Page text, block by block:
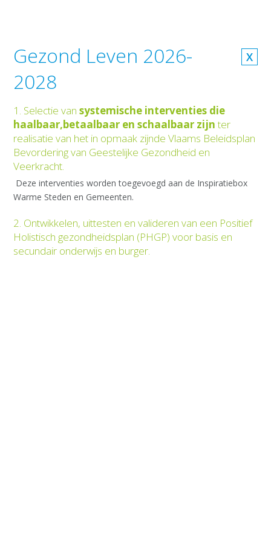
X
Gezond Leven 2026-
2028
1. Selectie vansystemische interventies die
haalbaar,betaalbaar en schaalbaar zijnter
realisatie van het in opmaak zijnde Vlaams Beleidsplan
Bevordering van Geestelijke Gezondheid en
Veerkracht.
Deze interventies worden toegevoegd aan de Inspiratiebox
Warme Steden en Gemeenten.
2. Ontwikkelen, uittesten en valideren van een Positief
Holistisch gezondheidsplan (PHGP) voor basis en
secundair onderwijs en burger.